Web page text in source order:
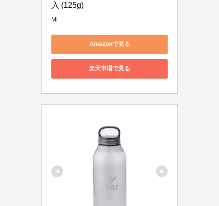
入 (125g)
Mi
Amazonで見る
楽天市場で見る